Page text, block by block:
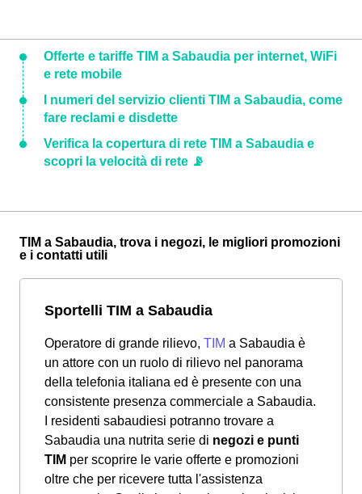
Offerte e tariffe TIM a Sabaudia per internet, WiFi
e rete mobile
I numeri del servizio clienti TIM a Sabaudia, come
fare reclami e disdette
Verifica la copertura di rete TIM a Sabaudia e
scopri la velocità di rete 📡
TIM a Sabaudia, trova i negozi, le migliori promozioni
e i contatti utili
Sportelli TIM a Sabaudia
Operatore di grande rilievo, TIM a Sabaudia è
un attore con un ruolo di rilievo nel panorama
della telefonia italiana ed è presente con una
consistente presenza commerciale a Sabaudia.
I residenti sabaudiesi potranno trovare a
Sabaudia una nutrita serie di negozi e punti
TIM per scoprire le varie offerte e promozioni
oltre che per ricevere tutta l'assistenza